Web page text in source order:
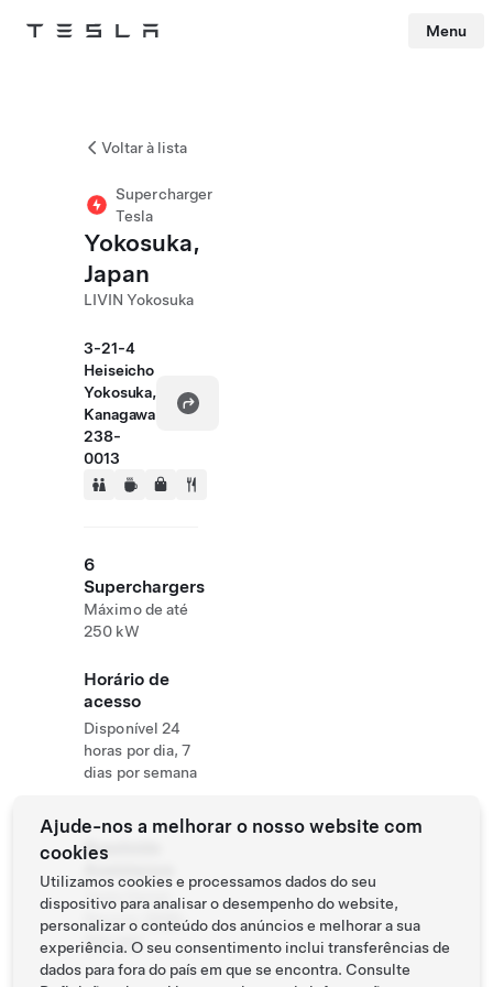
Tesla Menu
Voltar à lista
Supercharger
Tesla
Yokosuka,
Japan
LIVIN Yokosuka
3-21-4
Heiseicho
Yokosuka,
Kanagawa
238-
0013
6
Superchargers
Máximo de até
250 kW
Horário de
acesso
Disponível 24
horas por dia, 7
dias por semana
Roadside
Tesla Owner
Service:
0120-
312-441
Ajude-nos a melhorar o nosso website com
cookies
Utilizamos cookies e processamos dados do seu
dispositivo para analisar o desempenho do website,
personalizar o conteúdo dos anúncios e melhorar a sua
experiência. O seu consentimento inclui transferências de
dados para fora do país em que se encontra. Consulte